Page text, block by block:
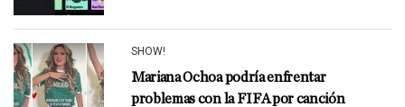
SHOW!
Mariana Ochoa podría enfrentar
problemas con la FIFA por canción